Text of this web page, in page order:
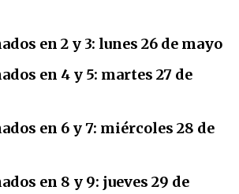
en 2 y 3: lunes 26 de mayo
en 4 y 5: martes 27 de
en 6 y 7: miércoles 28 de
en 8 y 9: jueves 29 de